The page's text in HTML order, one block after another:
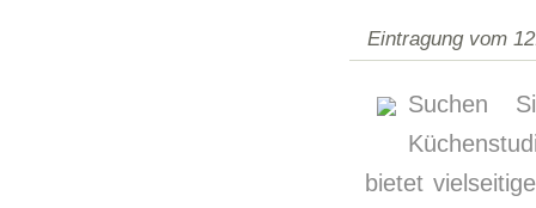
Eintragung vom
Suchen
bietet